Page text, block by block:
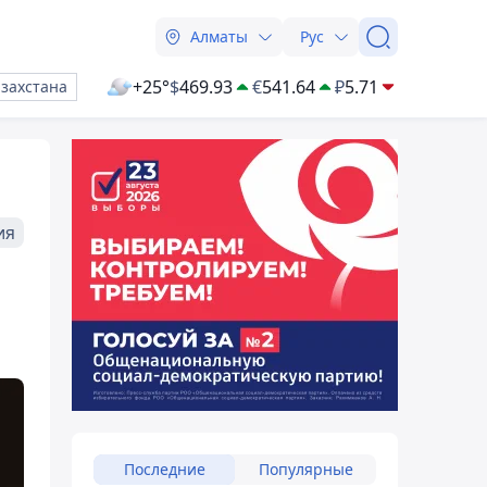
Алматы Рус
+25°$469.93 €541.64 ₽5.71
Последние Популярные